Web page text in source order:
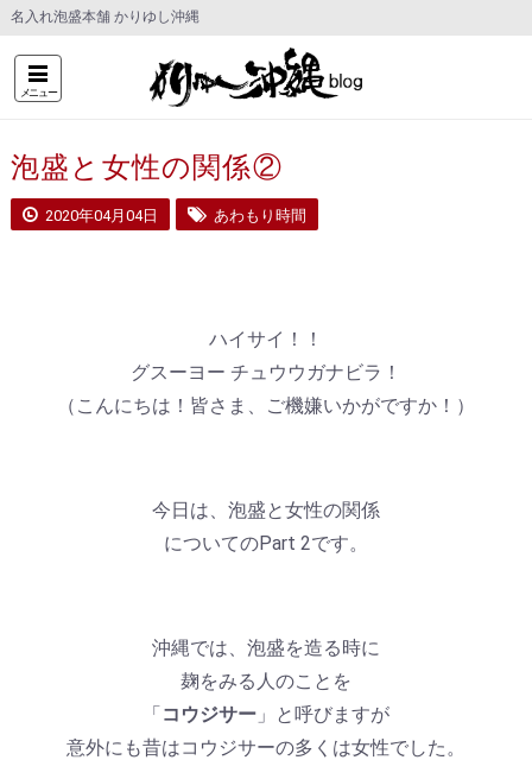
名入れ泡盛本舗 かりゆし沖縄
メニュー
泡盛と女性の関係②
2020年04月04日 あわもり時間
ハイサイ！！
グスーヨー チュウウガナビラ！
（こんにちは！皆さま、ご機嫌いかがですか！）
今日は、泡盛と女性の関係
についてのPart 2です。
沖縄では、泡盛を造る時に
麹をみる人のことを
「コウジサー」と呼びますが
意外にも昔はコウジサーの多くは女性でした。